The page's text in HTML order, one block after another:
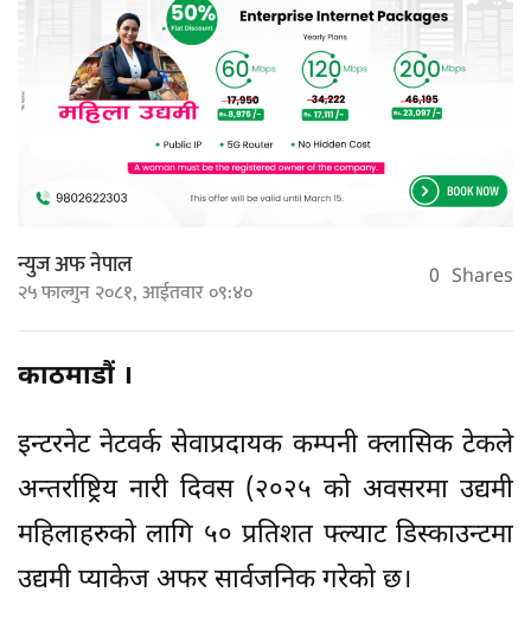
न्युज अफ नेपाल
२५ फाल्गुन २०८१, आईतवार ०९:४० 0 Shares
काठमाडौं ।
इन्टरनेट नेटवर्क सेवाप्रदायक कम्पनी क्लासिक टेकले
अन्तर्राष्ट्रिय नारी दिवस (२०२५ को अवसरमा उद्यमी
महिलाहरुको लागि ५० प्रतिशत फ्ल्याट डिस्काउन्टमा
उद्यमी प्याकेज अफर सार्वजनिक गरेको छ।